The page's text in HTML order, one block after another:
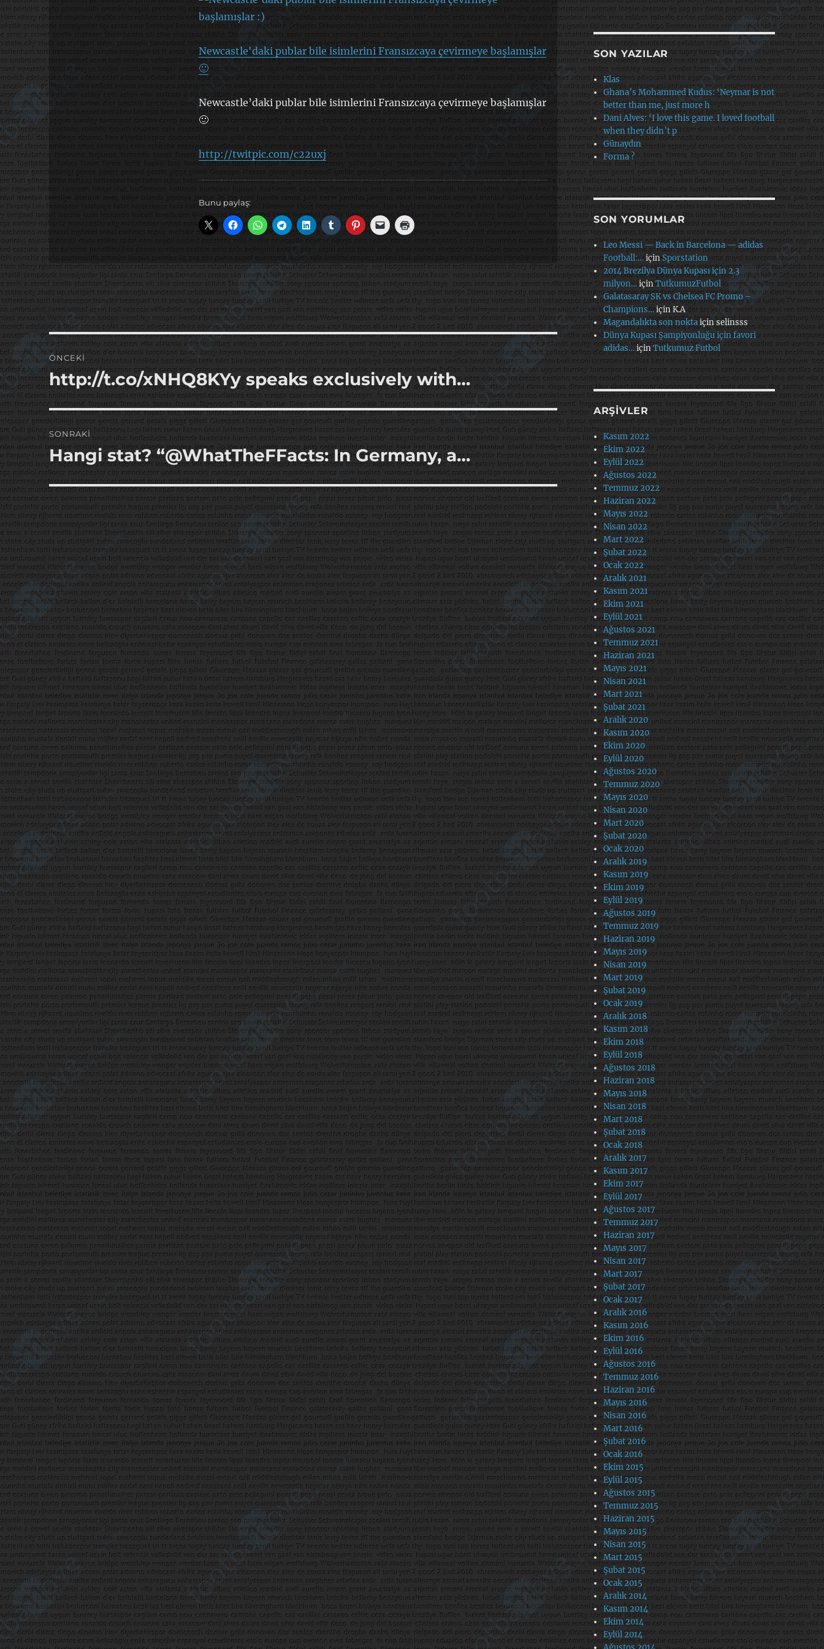
Newcastle'daki publar bile isimlerini Fransızcaya çevirmeye başlamışlar
🙂
Newcastle’daki publar bile isimlerini Fransızcaya çevirmeye başlamışlar
🙂
http://twitpic.com/c22uxj
Bunu paylaş:
Yazı
gezinmesi
ÖNCEKI
Önceki
yazı:
http://t.co/xNHQ8KYy speaks exclusively with…
SONRAKI
Sonraki
yazı:
Hangi stat? “@WhatTheFFacts: In Germany, a…
SON YAZILAR
Klas
Ghana’s Mohammed Kudus: ‘Neymar is not
better than me, just more h
Dani Alves: ‘I love this game. I loved football
when they didn’t p
Günaydın
Forma ?
SON YORUMLAR
Leo Messi — Back in Barcelona — adidas
Football:…içinSporstation
2014 Brezilya Dünya Kupası için 2.3
milyon…içinTutkumuzFutbol
Galatasaray SK vs Chelsea FC Promo –
Champions…içinK.A
Magandalıkta son noktaiçinselinsss
Dünya Kupası Şampiyonluğu için favori
adidas…içinTutkumuz Futbol
ARŞIVLER
Kasım 2022
Ekim 2022
Eylül 2022
Ağustos 2022
Temmuz 2022
Haziran 2022
Mayıs 2022
Nisan 2022
Mart 2022
Şubat 2022
Ocak 2022
Aralık 2021
Kasım 2021
Ekim 2021
Eylül 2021
Ağustos 2021
Temmuz 2021
Haziran 2021
Mayıs 2021
Nisan 2021
Mart 2021
Şubat 2021
Aralık 2020
Kasım 2020
Ekim 2020
Eylül 2020
Ağustos 2020
Temmuz 2020
Mayıs 2020
Nisan 2020
Mart 2020
Şubat 2020
Ocak 2020
Aralık 2019
Kasım 2019
Ekim 2019
Eylül 2019
Ağustos 2019
Temmuz 2019
Haziran 2019
Mayıs 2019
Nisan 2019
Mart 2019
Şubat 2019
Ocak 2019
Aralık 2018
Kasım 2018
Ekim 2018
Eylül 2018
Ağustos 2018
Haziran 2018
Mayıs 2018
Nisan 2018
Mart 2018
Şubat 2018
Ocak 2018
Aralık 2017
Kasım 2017
Ekim 2017
Eylül 2017
Ağustos 2017
Temmuz 2017
Haziran 2017
Mayıs 2017
Nisan 2017
Mart 2017
Şubat 2017
Ocak 2017
Aralık 2016
Kasım 2016
Ekim 2016
Eylül 2016
Ağustos 2016
Temmuz 2016
Haziran 2016
Mayıs 2016
Nisan 2016
Mart 2016
Şubat 2016
Ocak 2016
Ekim 2015
Eylül 2015
Ağustos 2015
Temmuz 2015
Haziran 2015
Mayıs 2015
Nisan 2015
Mart 2015
Şubat 2015
Ocak 2015
Aralık 2014
Kasım 2014
Ekim 2014
Eylül 2014